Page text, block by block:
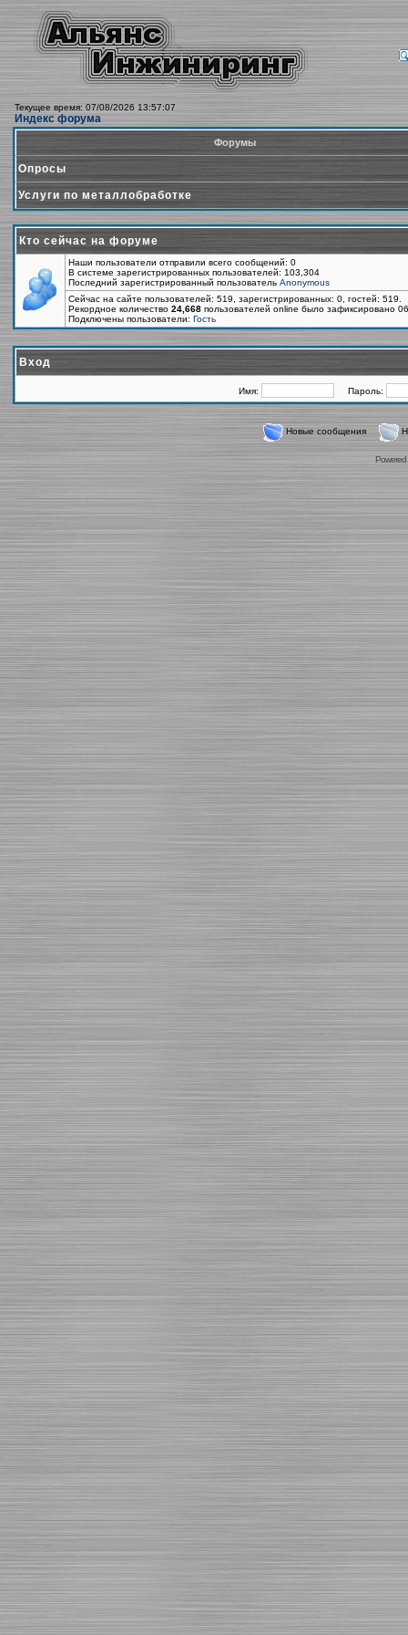
Текущее время: 07/08/2026 13:57:07
Индекс форума
Форумы
Опросы
Услуги по металлобработке
Кто сейчас на форуме
Наши пользователи отправили всего сообщений: 0
В системе зарегистрированных пользователей: 103,304
Последний зарегистрированный пользователь Anonymous
Сейчас на сайте пользователей: 519, зарегистрированных: 0, гостей:
Рекордное количество 24,668 пользователей online было зафиксировано
Подключены пользователи: Гость
Вход
Имя: Пароль:
Новые сообщения